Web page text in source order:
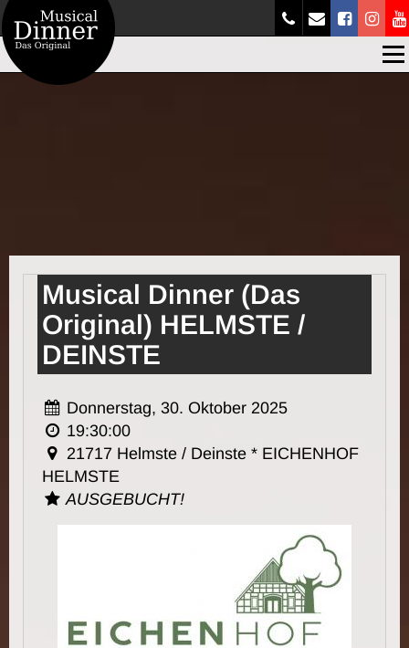
Musical Dinner (Das
Original) HELMSTE /
DEINSTE
Donnerstag, 30. Oktober 2025
19:30:00
21717 Helmste / Deinste * EICHENHOF
HELMSTE
AUSGEBUCHT!